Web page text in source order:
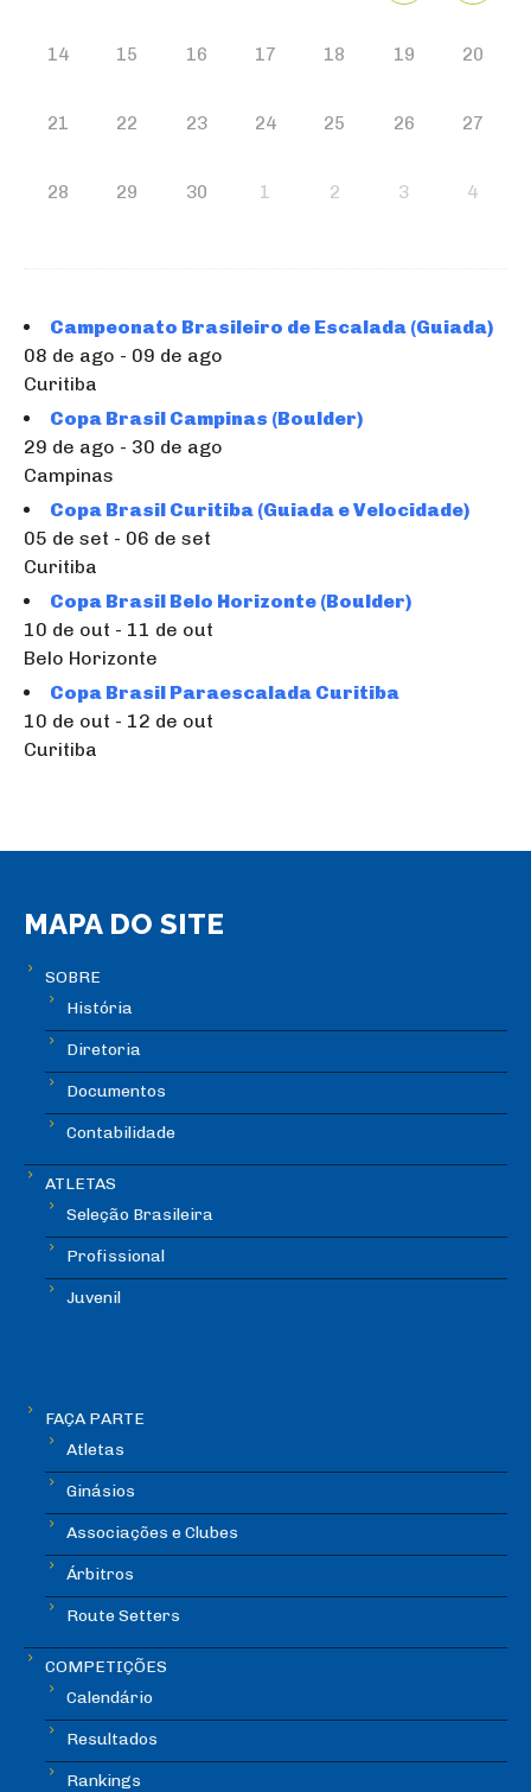
14 15 16 17 18 19 20
21 22 23 24 25 26 27
28 29 30 1 2 3 4
Campeonato Brasileiro de Escalada (Guiada)
08 de ago - 09 de ago
Curitiba
Copa Brasil Campinas (Boulder)
29 de ago - 30 de ago
Campinas
Copa Brasil Curitiba (Guiada e Velocidade)
05 de set - 06 de set
Curitiba
Copa Brasil Belo Horizonte (Boulder)
10 de out - 11 de out
Belo Horizonte
Copa Brasil Paraescalada Curitiba
10 de out - 12 de out
Curitiba
MAPA DO SITE
SOBRE
História
Diretoria
Documentos
Contabilidade
ATLETAS
Seleção Brasileira
Profissional
Juvenil
FAÇA PARTE
Atletas
Ginásios
Associações e Clubes
Árbitros
Route Setters
COMPETIÇÕES
Calendário
Resultados
Rankings